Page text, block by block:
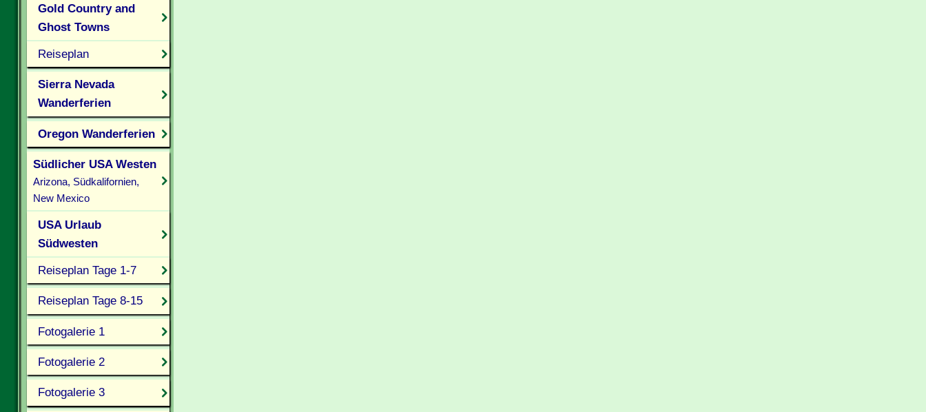
Gold Country and
Ghost Towns
Reiseplan
Sierra Nevada
Wanderferien
Oregon Wanderferien
Südlicher USA Westen
Arizona, Südkalifornien,
New Mexico
USA Urlaub
Südwesten
Reiseplan Tage 1-7
Reiseplan Tage 8-15
Fotogalerie 1
Fotogalerie 2
Fotogalerie 3